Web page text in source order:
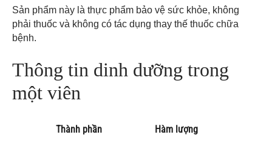
Sản phẩm này là thực phẩm bảo vệ sức khỏe, không
phải thuốc và không có tác dụng thay thế thuốc chữa
bệnh.
Thông tin dinh dưỡng trong
một viên
Thành phần Hàm lượng